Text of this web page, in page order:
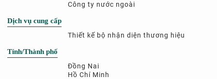
Công ty nước ngoài
Dịch vụ cung cấp
Thiết kế bộ nhận diện thương hiệu
Tỉnh/Thành phố
Đồng Nai
Hồ Chí Minh